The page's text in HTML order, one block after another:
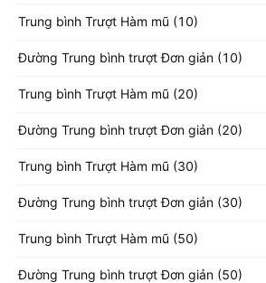
Trung bình Trượt Hàm mũ (10)
Đường Trung bình trượt Đơn giản (10)
Trung bình Trượt Hàm mũ (20)
Đường Trung bình trượt Đơn giản (20)
Trung bình Trượt Hàm mũ (30)
Đường Trung bình trượt Đơn giản (30)
Trung bình Trượt Hàm mũ (50)
Đường Trung bình trượt Đơn giản (50)